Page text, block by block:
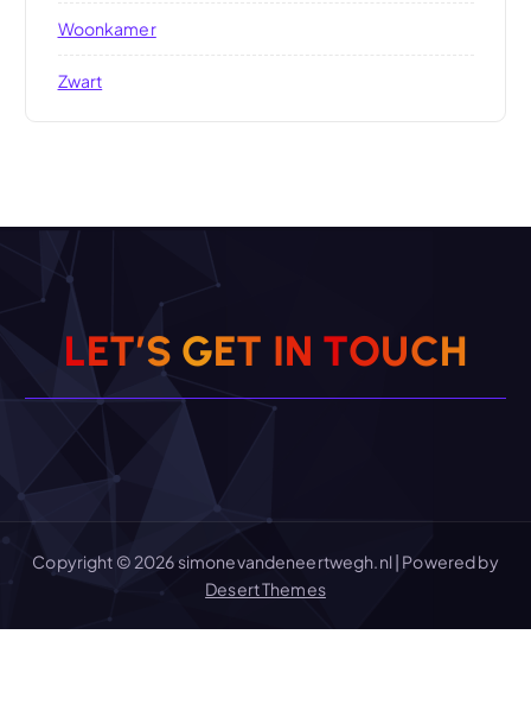
Woonkamer
Zwart
LET’S GET IN TOUCH
Copyright © 2026 simonevandeneertwegh.nl | Powered by
Desert Themes